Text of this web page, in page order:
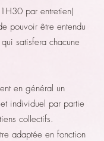
par entretien)
pouvoir être entendu
satisfera chacune
en général un
individuel par partie
collectifs.
adaptée en fonction